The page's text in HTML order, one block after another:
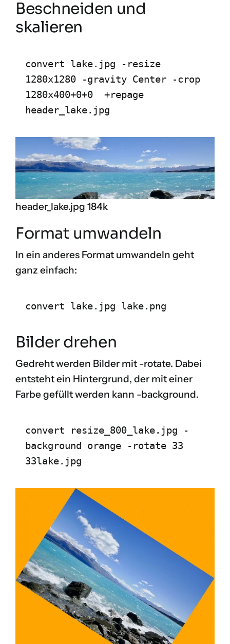
Beschneiden und
skalieren
convert lake.jpg -resize
1280x1280 -gravity Center -crop
1280x400+0+0  +repage
header_lake.jpg
header_lake.jpg 184k
Format umwandeln
In ein anderes Format umwandeln geht
ganz einfach:
convert lake.jpg lake.png
Bilder drehen
Gedreht werden Bilder mit -rotate. Dabei
entsteht ein Hintergrund, der mit einer
Farbe gefüllt werden kann -background.
convert resize_800_lake.jpg -
background orange -rotate 33
33lake.jpg